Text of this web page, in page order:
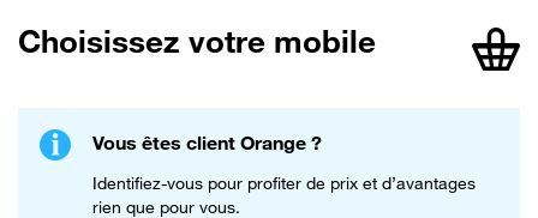
Choisissez votre mobile
Vous êtes client Orange ?
Identifiez-vous pour profiter de prix et d’avantages
rien que pour vous.